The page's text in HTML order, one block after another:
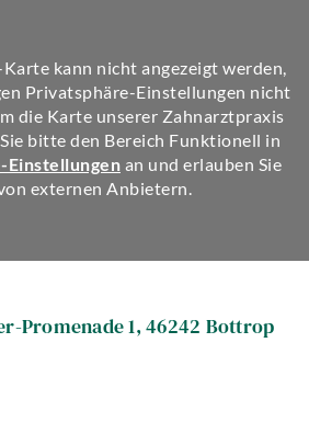
Promenade1, 46242 Bottrop
kann nicht angezeigt werden,
Privatsphäre-Einstellungen nicht
die Karte unserer Zahnarztpraxis
bitte den Bereich Funktionell in
Einstellungen an und erlauben Sie
externen Anbietern.